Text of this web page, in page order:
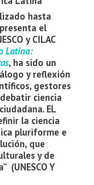
hasta
el
y CILAC
Latina:
, ha sido un
y reflexión
gestores
ciencia
EL
la ciencia
pluriforme e
que
y de
(UNESCO Y